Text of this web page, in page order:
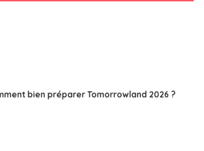
bien préparer Tomorrowland 2026 ?